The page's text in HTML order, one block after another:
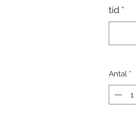
tid *
Antal *